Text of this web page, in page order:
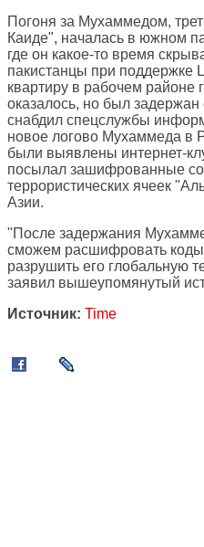
Погоня за Мухаммедом,
Каиде", началась в южном
где он какое-то время
пакистанцы при поддержке
квартиру в рабочем
оказалось, но был задержан
снабдил спецслужбы
новое логово Мухаммеда в
были выявлены интернет-
посылал зашифрованные
террористических ячеек
Азии.
"После задержания
сможем расшифровать
разрушить его глобальную
заявил вышеупомянутый
Источник: Time